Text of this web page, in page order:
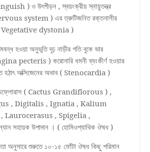
) ও উৎপীড়ন , স্বয়ংক্রীয় স্নায়ুতন্ত্র
system ) এর ত্রুটিজনিত রক্তনালীর
Vegetative dystonia )
হওয়া অনুভূতি দৃঢ় নাড়ীর গতি বুকে ভার
pecteris ) করোনারি ধমনী ব্যংকীর্ণ হওয়ার
হঠাৎ অক্সিজেনের অভাব ( Stenocardia )
( Cactus Grandiflorous ) ,
, Digitalis , Ignatia , Kalium
Laurocerasus , Spigelia ,
সহায়ক উপাদান । ( হোমিওপ্যাথিক ঔষধ )
অনুসারে শুরুতে ১০-১৫ ফোঁটা ঔষধ কিছু পরিমান